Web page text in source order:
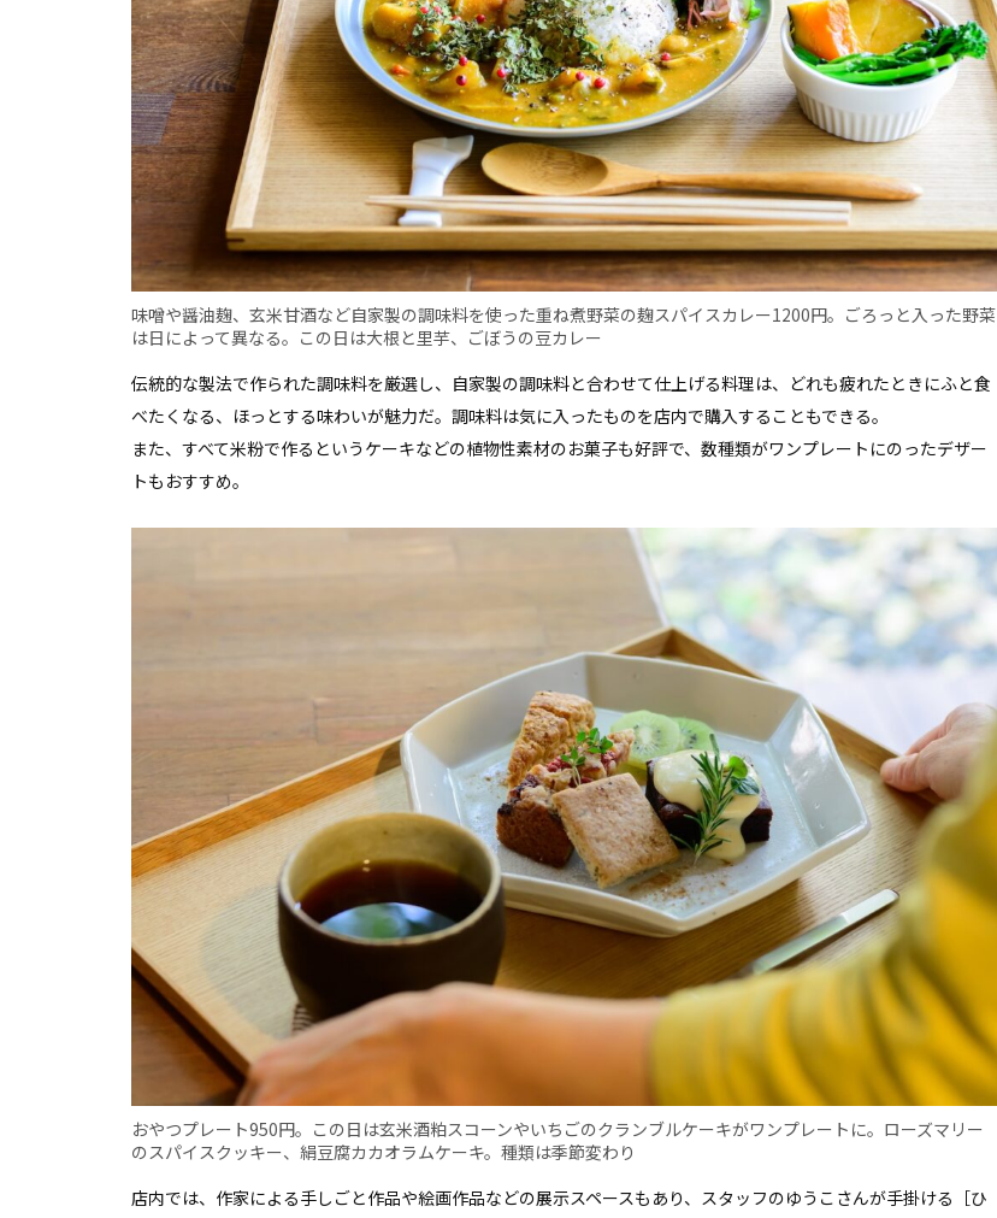
味噌や醤油麹、玄米甘酒など自家製の調味料を使った重ね煮野菜の麹スパイスカレー1200円。ごろっと入った野菜
は日によって異なる。この日は大根と里芋、ごぼうの豆カレー
伝統的な製法で作られた調味料を厳選し、自家製の調味料と合わせて仕上げる料理は、どれも疲れたときにふと食
べたくなる、ほっとする味わいが魅力だ。調味料は気に入ったものを店内で購入することもできる。
また、すべて米粉で作るというケーキなどの植物性素材のお菓子も好評で、数種類がワンプレートにのったデザー
トもおすすめ。
おやつプレート950円。この日は玄米酒粕スコーンやいちごのクランブルケーキがワンプレートに。ローズマリー
のスパイスクッキー、絹豆腐カカオラムケーキ。種類は季節変わり
店内では、作家による手しごと作品や絵画作品などの展示スペースもあり、スタッフのゆうこさんが手掛ける［ひ